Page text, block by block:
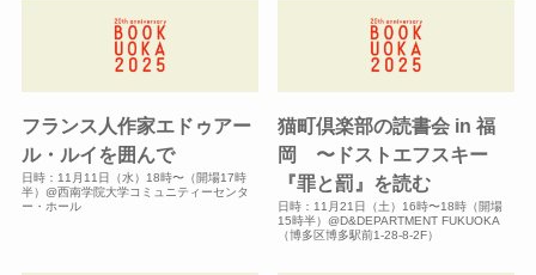
フランス人作家エドゥアー
ル・ルイを囲んで
日時：11月11日（水）18時〜（開場17時
半）@西南学院大学コミュニティーセンタ
ー・ホール
猫町倶楽部の読書会 in 福
岡 〜ドストエフスキー
『罪と罰』を読む
日時：11月21日（土）16時〜18時（開場
15時半）@D&DEPARTMENT FUKUOKA
（博多区博多駅前1-28-8-2F）